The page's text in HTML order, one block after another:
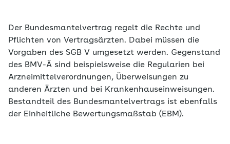
Der Bundesmantelvertrag regelt die Rechte und
Pflichten von Vertragsärzten. Dabei müssen die
Vorgaben des SGB V umgesetzt werden. Gegenstand
des BMV-Ä sind beispielsweise die Regularien bei
Arzneimittelverordnungen, Überweisungen zu
anderen Ärzten und bei Krankenhauseinweisungen.
Bestandteil des Bundesmantelvertrags ist ebenfalls
der Einheitliche Bewertungsmaßstab (EBM).